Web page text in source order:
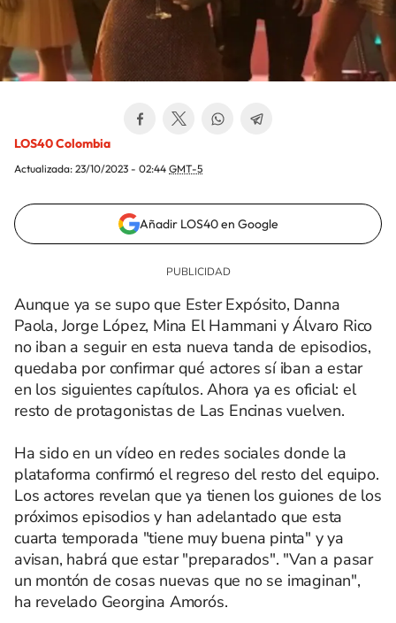
LOS40 Colombia
Actualizada: 23/10/2023 - 02:44 GMT-5
Añadir LOS40 en Google
Aunque ya se supo que Ester Expósito, Danna
Paola, Jorge López, Mina El Hammani y Álvaro Rico
no iban a seguir en esta nueva tanda de episodios,
quedaba por confirmar qué actores sí iban a estar
en los siguientes capítulos. Ahora ya es oficial: el
resto de protagonistas de Las Encinas vuelven.
Ha sido en un vídeo en redes sociales donde la
plataforma confirmó el regreso del resto del equipo.
Los actores revelan que ya tienen los guiones de los
próximos episodios y han adelantado que esta
cuarta temporada "tiene muy buena pinta" y ya
avisan, habrá que estar "preparados". "Van a pasar
un montón de cosas nuevas que no se imaginan",
ha revelado Georgina Amorós.